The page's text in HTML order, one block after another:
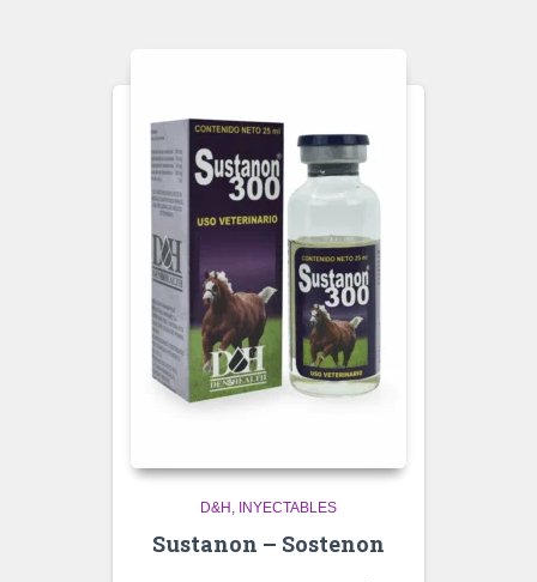
D&H INYECTABLES
Sustanon – Sostenon